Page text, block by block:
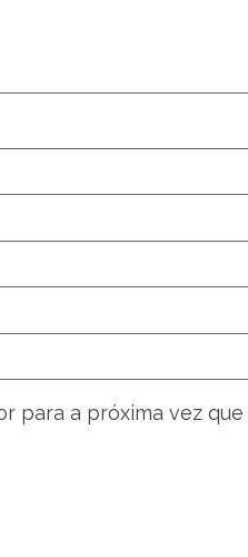
para a próxima vez que